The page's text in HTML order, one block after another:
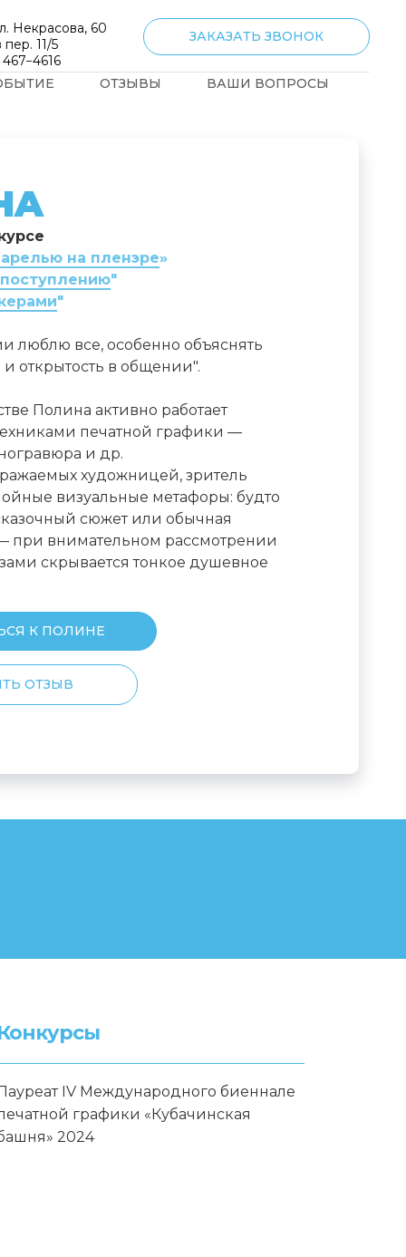
Некрасова, 60
пер. 11/5
ЗАКАЗАТЬ ЗВОНОК
ОТЗЫВЫ ВАШИ ВОПРОСЫ
К ПОЛИНЕ
ОТЗЫВ
на пленэре»
"
"
люблю все, особенно объяснять
открытость в общении".
Полина активно работает
печатной графики —
и др.
художницей, зритель
визуальные метафоры: будто
сюжет или обычная
при внимательном рассмотрении
скрывается тонкое душевное
IV Международного биеннале
графики «Кубачинская
2024